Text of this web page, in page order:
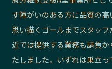
福井エリア
長野エリア
静岡エリア
三重エリア
す障がいのある方に品質の
思い描くゴールまでスタッ
近では提供する業務も請負
たしました。いずれは巣立